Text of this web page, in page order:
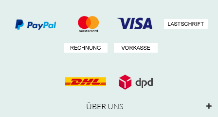
ÜBER UNS